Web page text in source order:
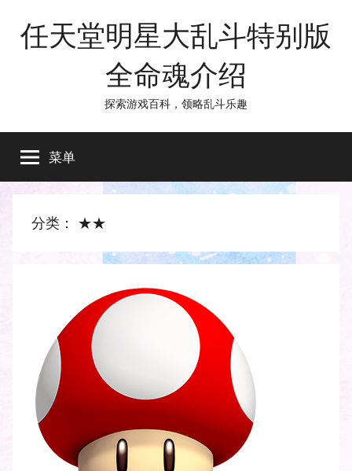
任天堂明星大乱斗特别版
全命魂介绍
探索游戏百科，领略乱斗乐趣
菜单
分类： ★★